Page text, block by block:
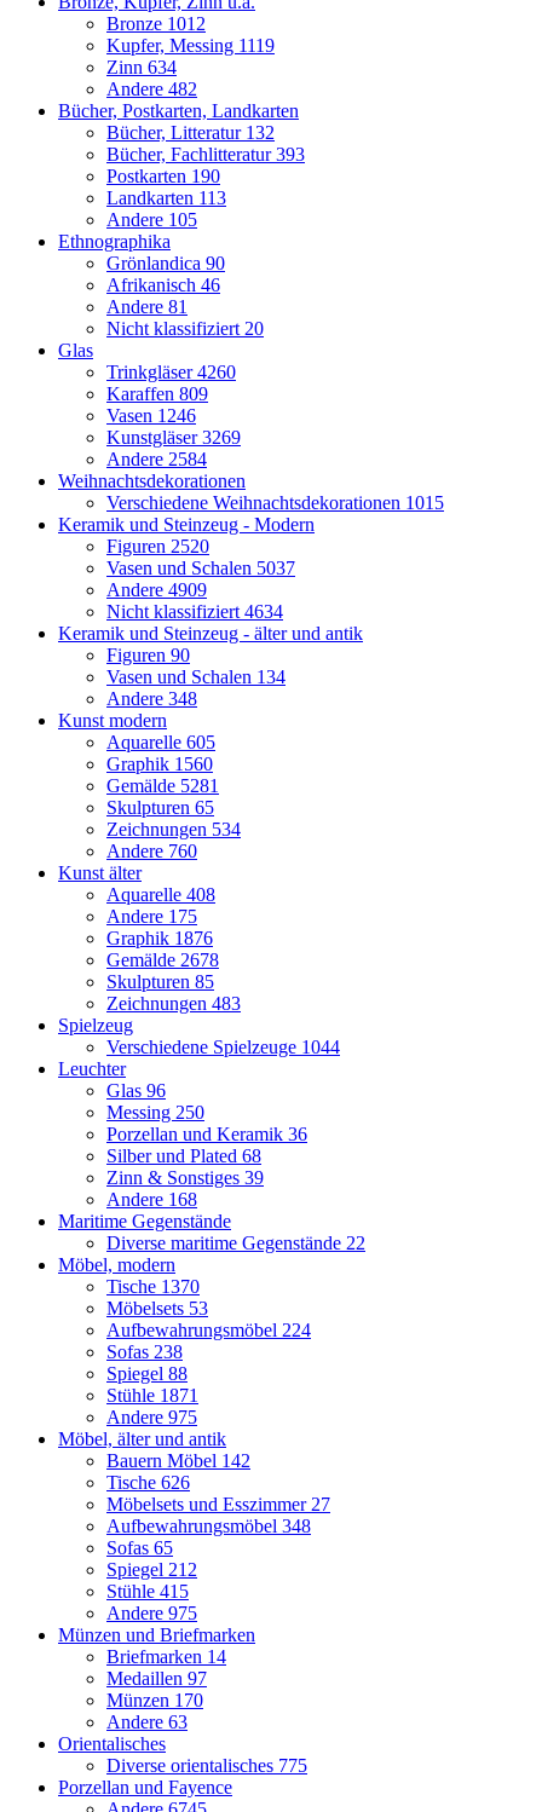
Bronze 1012
Kupfer, Messing 1119
Zinn 634
Andere 482
Bücher, Postkarten, Landkarten
Bücher, Litteratur 132
Bücher, Fachlitteratur393
Postkarten 190
Landkarten 113
Andere 105
Ethnographika
Grönlandica 90
Afrikanisch 46
Andere 81
Nicht klassifiziert 20
Glas
Trinkgläser4260
Karaffen 809
Vasen 1246
Kunstgläser3269
Andere 2584
Weihnachtsdekorationen
Verschiedene Weihnachtsdekorationen 1015
Keramik und Steinzeug - Modern
Figuren 2520
Vasen und Schalen 5037
Andere 4909
Nicht klassifiziert 4634
Keramik und Steinzeug - älter und antik
Figuren 90
Vasen und Schalen 134
Andere 348
Kunst modern
Aquarelle 605
Graphik 1560
Gemälde 5281
Skulpturen 65
Zeichnungen 534
Andere 760
Kunst älter
Aquarelle 408
Andere 175
Graphik 1876
Gemälde 2678
Skulpturen 85
Zeichnungen 483
Spielzeug
Verschiedene Spielzeuge 1044
Leuchter
Glas 96
Messing 250
Porzellan und Keramik 36
Silber und Plated 68
Zinn & Sonstiges 39
Andere 168
Maritime Gegenstände
Diverse maritime Gegenstände 22
Möbel, modern
Tische 1370
Möbelsets 53
Aufbewahrungsmöbel 224
Sofas 238
Spiegel 88
Stühle 1871
Andere 975
Möbel, älter und antik
Bauern Möbel 142
Tische 626
Möbelsets und Esszimmer 27
Aufbewahrungsmöbel 348
Sofas 65
Spiegel 212
Stühle 415
Andere 975
Münzen und Briefmarken
Briefmarken 14
Medaillen 97
Münzen 170
Andere 63
Orientalisches
Diverse orientalisches 775
Porzellan und Fayence